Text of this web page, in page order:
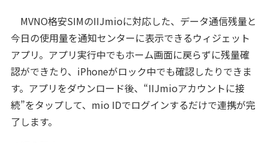
MVNO格安SIMのIIJmioに対応した、データ通信残量と
今日の使用量を通知センターに表示できるウィジェット
アプリ。アプリ実行中でもホーム画面に戻らずに残量確
認ができたり、iPhoneがロック中でも確認したりできま
す。アプリをダウンロード後、“IIJmioアカウントに接
続”をタップして、mio IDでログインするだけで連携が完
了します。